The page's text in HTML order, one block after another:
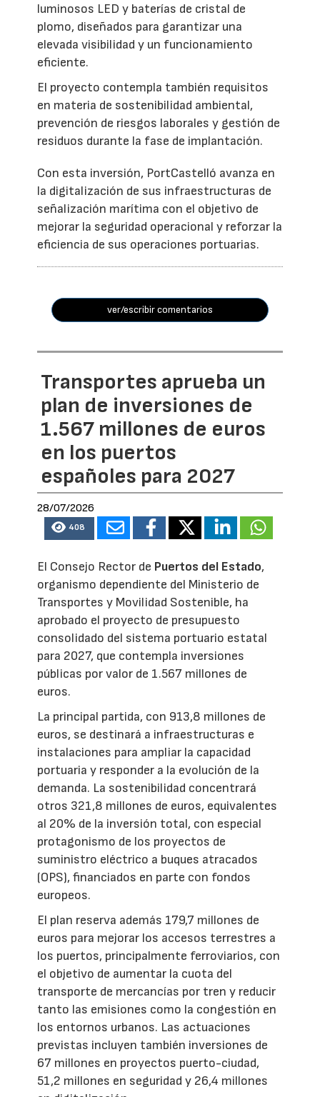
luminosos LED y baterías de cristal de
plomo, diseñados para garantizar una
elevada visibilidad y un funcionamiento
eficiente.
El proyecto contempla también requisitos
en materia de sostenibilidad ambiental,
prevención de riesgos laborales y gestión de
residuos durante la fase de implantación.
Con esta inversión, PortCastelló avanza en
la digitalización de sus infraestructuras de
señalización marítima con el objetivo de
mejorar la seguridad operacional y reforzar la
eficiencia de sus operaciones portuarias.
ver/escribir comentarios
Transportes aprueba un
plan de inversiones de
1.567 millones de euros
en los puertos
españoles para 2027
28/07/2026
408
El Consejo Rector de Puertos del Estado,
organismo dependiente del Ministerio de
Transportes y Movilidad Sostenible, ha
aprobado el proyecto de presupuesto
consolidado del sistema portuario estatal
para 2027, que contempla inversiones
públicas por valor de 1.567 millones de
euros.
La principal partida, con 913,8 millones de
euros, se destinará a infraestructuras e
instalaciones para ampliar la capacidad
portuaria y responder a la evolución de la
demanda. La sostenibilidad concentrará
otros 321,8 millones de euros, equivalentes
al 20% de la inversión total, con especial
protagonismo de los proyectos de
suministro eléctrico a buques atracados
(OPS), financiados en parte con fondos
europeos.
El plan reserva además 179,7 millones de
euros para mejorar los accesos terrestres a
los puertos, principalmente ferroviarios, con
el objetivo de aumentar la cuota del
transporte de mercancías por tren y reducir
tanto las emisiones como la congestión en
los entornos urbanos. Las actuaciones
previstas incluyen también inversiones de
67 millones en proyectos puerto-ciudad,
51,2 millones en seguridad y 26,4 millones